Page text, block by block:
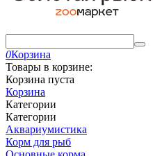
0Корзина
Товары в корзине:
Корзина пуста
Корзина
Категории
Категории
Аквариумистика
Корм для рыб